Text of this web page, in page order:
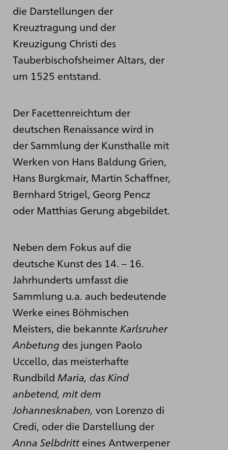
die Darstellungen der
Kreuztragung und der
Kreuzigung Christi des
Tauberbischofsheimer Altars, der
um 1525 entstand.
Der Facettenreichtum der
deutschen Renaissance wird in
der Sammlung der Kunsthalle mit
Werken von Hans Baldung Grien,
Hans Burgkmair, Martin Schaffner,
Bernhard Strigel, Georg Pencz
oder Matthias Gerung abgebildet.
Neben dem Fokus auf die
deutsche Kunst des 14. – 16.
Jahrhunderts umfasst die
Sammlung u.a. auch bedeutende
Werke eines Böhmischen
Meisters, die bekannte Karlsruher
Anbetung des jungen Paolo
Uccello, das meisterhafte
Rundbild Maria, das Kind
anbetend, mit dem
Johannesknaben, von Lorenzo di
Credi, oder die Darstellung der
Anna Selbdritteines Antwerpener